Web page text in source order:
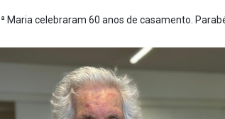
Maria celebraram 60 anos de casamento.